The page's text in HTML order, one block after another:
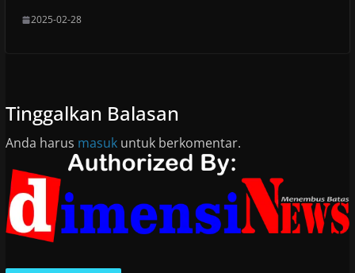
2025-02-28
Tinggalkan Balasan
Anda harus masukuntuk berkomentar.